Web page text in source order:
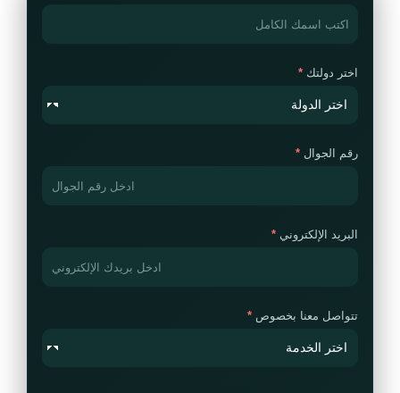
اختر دولتك
رقم الجوال
البريد الإلكتروني
تتواصل معنا بخصوص